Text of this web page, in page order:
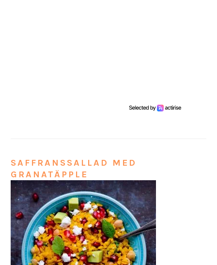
SAFFRANSSALLAD MED
GRANATÄPPLE